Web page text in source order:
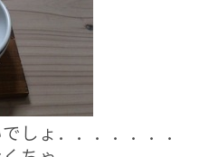
しょ．．．．．．．